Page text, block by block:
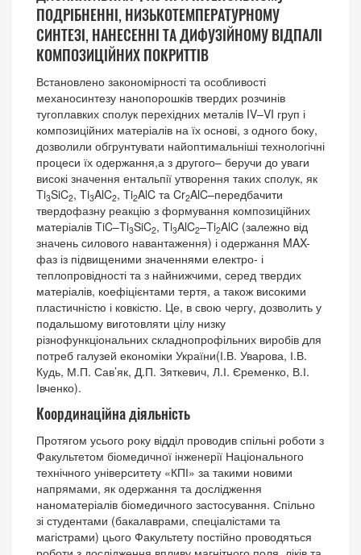
ПОДРІБНЕННІ, НИЗЬКОТЕМПЕРАТУРНОМУ
СИНТЕЗІ, НАНЕСЕННІ ТА ДИФУЗІЙНОМУ ВІДПАЛІ
КОМПОЗИЦІЙНИХ ПОКРИТТІВ
Встановлено закономірності та особливості
механосинтезу нанопорошків твердих розчинів
тугоплавких сполук перехідних металів IV–VI груп і
композиційних матеріалів на їх основі, з одного боку,
дозволили обгрунтувати найоптимальніші технологічні
процеси їх одержання,а з другого– беручи до уваги
високі значення ентальпії утворення таких сполук, як
Ti3SiC2, Ti3AlC2, Ti2AlC та Cr2AlC–передбачити
твердофазну реакцію з формування композиційних
матеріалів TiC–Ti3SiC2, Ti3AlC2–Ti2AlC (залежно від
значень силового навантаження) і одержання MAX-
фаз із підвищеними значеннями електро- і
теплопровідності та з найнижчими, серед твердих
матеріалів, коефіцієнтами тертя, а також високими
пластичністю і ковкістю. Це, в свою чергу, дозволить у
подальшому виготовляти цілу низку
різнофункціональних складнопрофільних виробів для
потреб галузей економіки України(І.В. Уварова, І.В.
Кудь, М.П. Сав’як, Д.П. Зяткевич, Л.І. Єременко, В.І.
Івченко).
Координаційна діяльність
Протягом усього року відділ проводив спільні роботи з
Факультетом біомедичної інженерії Національного
технічного університету «КПІ» за такими новими
напрямами, як одержання та дослідження
наноматеріалів біомедичного застосування. Спільно
зі студентами (бакалаврами, спеціалістами та
магістрами) цього Факультету постійно проводяться